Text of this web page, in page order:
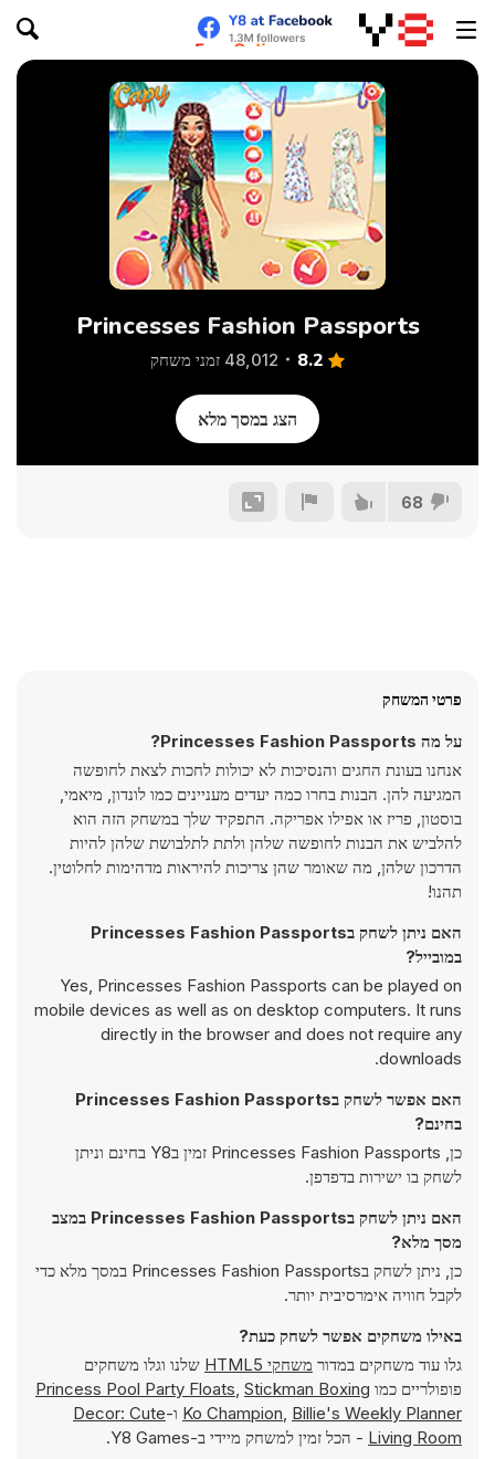
Princesses Fashion Passports
8.2 48,012 זמני משחק
הצג במסך מלא
68
פרטי המשחק
על מה Princesses Fashion Passports?
אנחנו בעונת החגים והנסיכות לא יכולות לחכות לצאת לחופשה
המגיעה להן. הבנות בחרו כמה יעדים מעניינים כמו לונדון, מיאמי,
בוסטון, פריז או אפילו אפריקה. התפקיד שלך במשחק הזה הוא
להלביש את הבנות לחופשה שלהן ולתת לתלבושת שלהן להיות
הדרכון שלהן, מה שאומר שהן צריכות להיראות מדהימות לחלוטין.
תהנו!
האם ניתן לשחק בPrincesses Fashion Passports
במובייל?
Yes, Princesses Fashion Passports can be played on
mobile devices as well as on desktop computers. It runs
directly in the browser and does not require any
downloads.
האם אפשר לשחק בPrincesses Fashion Passports
בחינם?
כן, Princesses Fashion Passports זמין בY8 בחינם וניתן
לשחק בו ישירות בדפדפן.
האם ניתן לשחק בPrincesses Fashion Passports במצב
מסך מלא?
כן, ניתן לשחק בPrincesses Fashion Passports במסך מלא כדי
לקבל חוויה אימרסיבית יותר.
באילו משחקים אפשר לשחק כעת?
גלו עוד משחקים במדור משחקי HTML5
שלנו וגלו משחקים
פופולריים כמו
Princess Pool Party Floats, Stickman Boxing
Ko Champion, Billie's Weekly Planner ו-Decor: Cute
Living Room - הכל זמין למשחק מיידי ב-Y8 Games.